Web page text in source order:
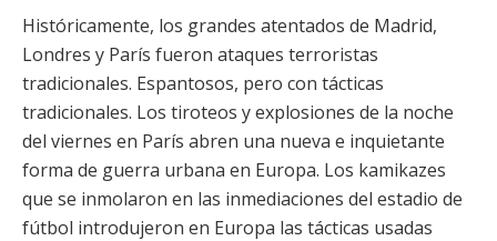
Históricamente, los grandes atentados de Madrid,
Londres y París fueron ataques terroristas
tradicionales. Espantosos, pero con tácticas
tradicionales. Los tiroteos y explosiones de la noche
del viernes en París abren una nueva e inquietante
forma de guerra urbana en Europa. Los kamikazes
que se inmolaron en las inmediaciones del estadio de
fútbol introdujeron en Europa las tácticas usadas